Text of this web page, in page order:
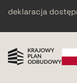
deklaracja